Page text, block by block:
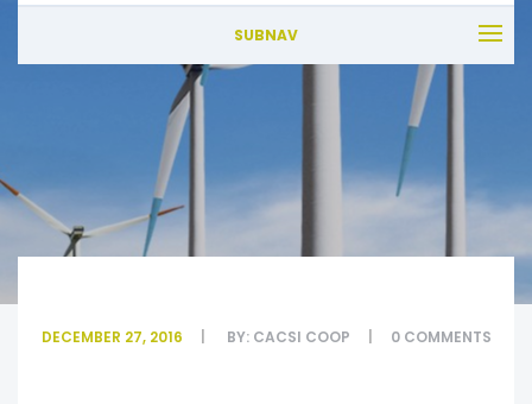
SUBNAV
DECEMBER 27, 2016 BY: CACSI COOP 0 COMMENTS